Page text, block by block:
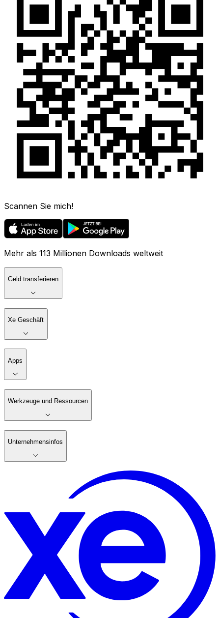
Scannen Sie mich!
Mehr als 113 Millionen Downloads weltweit
Geld transferieren
Xe Geschäft
Apps
Werkzeuge und Ressourcen
Unternehmensinfos